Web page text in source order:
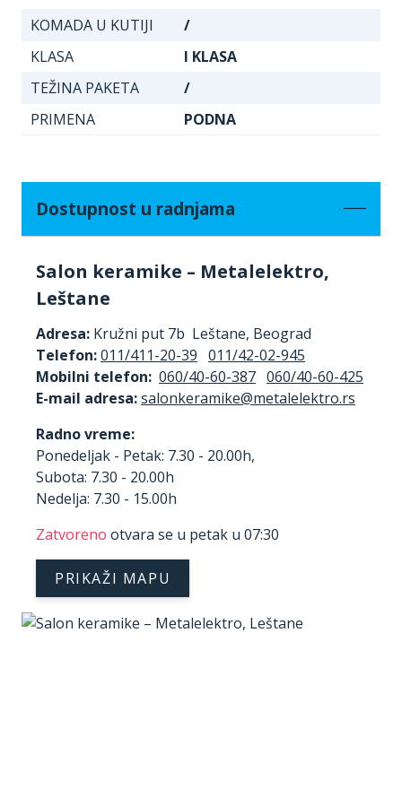
KOMADA U KUTIJI
/
KLASA
I KLASA
TEŽINA PAKETA
/
PRIMENA
PODNA
Dostupnost u radnjama
Salon keramike – Metalelektro,
Leštane
Adresa: Kružni put 7b Leštane, Beograd
Telefon:011/411-20-39 011/42-02-945
Mobilni telefon: 060/40-60-387 060/40-60-425
E-mail adresa:
Radno vreme:
Ponedeljak - Petak: 7.30 - 20.00h,
Subota: 7.30 - 20.00h
Nedelja: 7.30 - 15.00h
Zatvoreno otvara se u petak u 07:30
PRIKAŽI MAPU